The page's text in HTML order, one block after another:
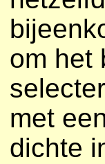
om het
met
dichte